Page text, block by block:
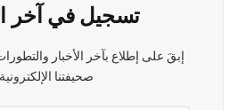
تسجيل في آخر
إبقَ على إطلاع بآخر الأخبار
صحيفتنا الإلكترونية